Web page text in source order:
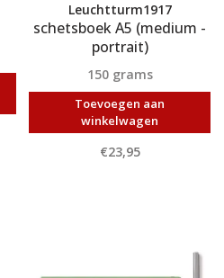
Leuchtturm1917
schetsboek A5 (medium -
portrait)
150 grams
Toevoegen aan
winkelwagen
€23,95